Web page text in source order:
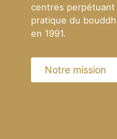
centres perpétuant
pratique du
en 1991.
Notre mission